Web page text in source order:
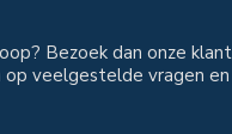
Bezoek dan onze
veelgestelde vragen